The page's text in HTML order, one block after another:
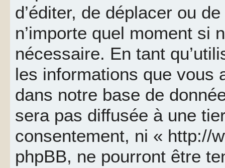
d’éditer, de déplacer ou
n’importe quel moment si
nécessaire. En tant
les informations que vous
dans notre base de
sera pas diffusée à une
consentement, ni « http://
phpBB, ne pourront être